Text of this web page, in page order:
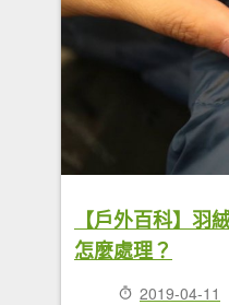
【戶外百科】羽
怎麼處理？
2019-04-11